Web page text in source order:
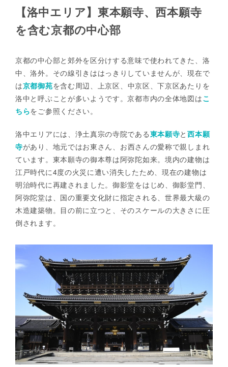
【洛中エリア】東本願寺、西本願寺
を含む京都の中心部
京都の中心部と郊外を区分けする意味で使われてきた、洛
中、洛外。その線引きははっきりしていませんが、現在で
は京都御苑を含む周辺、上京区、中京区、下京区あたりを
洛中と呼ぶことが多いようです。京都市内の全体地図はこ
ちらをご参照ください。
洛中エリアには、浄土真宗の寺院である東本願寺と西本願
寺があり、地元ではお東さん、お西さんの愛称で親しまれ
ています。東本願寺の御本尊は阿弥陀如来。境内の建物は
江戸時代に4度の火災に遭い消失したため、現在の建物は
明治時代に再建されました。御影堂をはじめ、御影堂門、
阿弥陀堂は、国の重要文化財に指定される、世界最大級の
木造建築物。目の前に立つと、そのスケールの大きさに圧
倒されます。